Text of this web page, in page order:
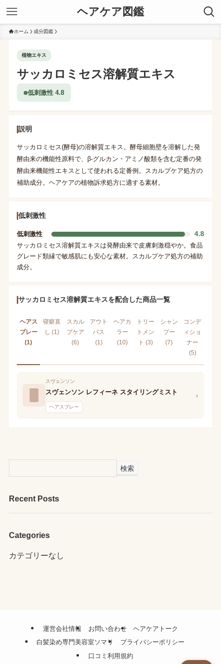
ヘアケア図鑑
ホーム 成分図鑑
植物エキス
サッカロミセス溶解質エキス
低刺激性 4.8
説明
サッカロミセス(酵母)の溶解質エキス。酵母細胞壁を溶解した発
酵由来の機能性原料で、β-グルカン・アミノ酸類を含む定番の発
酵由来機能性エキスとして使われる定番例。スカルプケア処方の
補助成分。ヘアケアの植物訴求処方に適する素材。
低刺激性
低刺激性 4.8
サッカロミセス溶解質エキスは発酵由来で皮膚刺激穏やか。食品
グレード類縁で敏感肌にも安心な素材。スカルプケア処方の補助
成分。
サッカロミセス溶解質エキスを配合した商品一覧
ヘアス
プレー
(1)
寝癖直
し (1)
スカル
プケア
(6)
アウト
バス
(1)
ヘアカ
ラー
(10)
トリー
トメン
ト (3)
シャン
プー
(7)
コンデ
ィショ
ナー
(5)
スヴェンソン
スヴェンソン レフィーネ スタイリングミスト
ヘアスプレー
›
検索
Recent Posts
Categories
カテゴリーなし
運営会社情報 お問い合わせ
ヘアケアトーク
白髪染め専門美容室ソマリ
プライバシーポリシー
口コミ利用規約